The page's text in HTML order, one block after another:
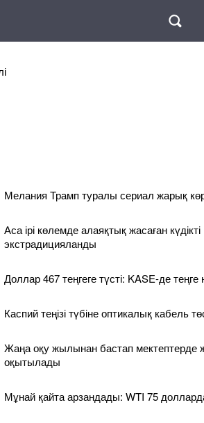
Мелания Трамп туралы сериал жарық
Аса ірі көлемде алаяқтық жасаған
экстрадицияланды
Доллар 467 теңгеге түсті: KASE-де
Каспий теңізі түбіне оптикалық кабель
Жаңа оқу жылынан бастап мектептерде
оқытылады
Мұнай қайта арзандады: WTI 75